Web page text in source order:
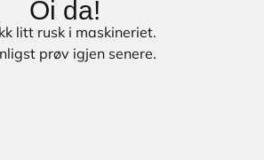
Oi da!
litt rusk i maskineriet.
prøv igjen senere.